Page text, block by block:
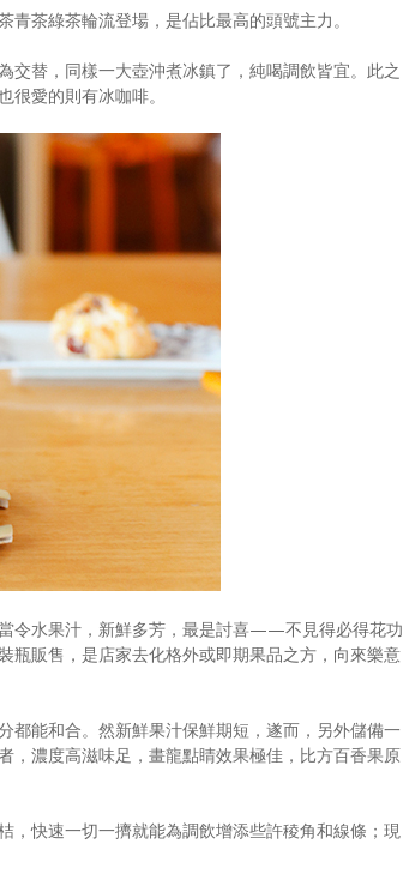
青茶綠茶輪流登場，是佔比最高的頭號主力。
交替，同樣一大壺沖煮冰鎮了，純喝調飲皆宜。此之
愛的則有冰咖啡。
令水果汁，新鮮多芳，最是討喜——不見得必得花功
瓶販售，是店家去化格外或即期果品之方，向來樂意
都能和合。然新鮮果汁保鮮期短，遂而，另外儲備一
，濃度高滋味足，畫龍點睛效果極佳，比方百香果原
，快速一切一擠就能為調飲增添些許稜角和線條；現